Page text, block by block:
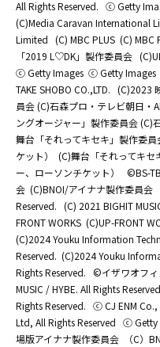
All Rights Reserved. ⓒ Getty
(C)Media Caravan International
Limited (C) MBC PLUS (C) MBC
「2019 L♡DK」製作委員会
ⓒ Getty Images ⓒ Getty Images
TAKE SHOBO CO.,LTD. (C)2023
員会 (C)石森プロ・テレビ朝日・
ングオージャー」製作委員会 (C)
舞台「それってキセキ」製作委
ケット）
(C)舞台「それってキセ
ー、ローソンチケット）
©BS-
会 (C)BNOI/アイナナ製作委員会
Reserved. (C) 2021 BIGHIT
FRONT WORKS (C)UP-FRONT
(C)2024 Youku Information
Reserved. (C)2024 Youku
Rights Reserved. ©イザワオフィ
MUSIC / HYBE. All Rights
Rights Reserved. ⓒ CJ ENM Co.,
Ltd, All Rights Reserved ⓒ Getty
場版アイナナ製作委員会
（C）